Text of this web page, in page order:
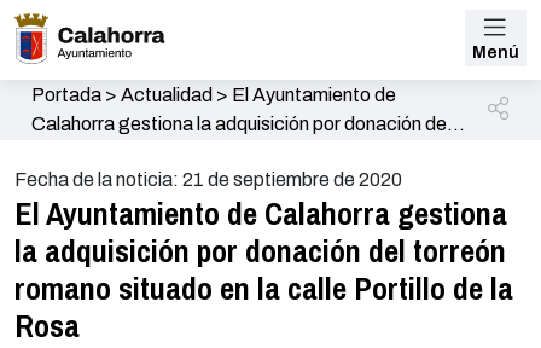
Menú
Portada> Actualidad > El Ayuntamiento de
Calahorra gestiona la adquisición por donación del
Rosa
Fecha de la noticia: 21 de septiembre de 2020
El Ayuntamiento de Calahorra gestiona
la adquisición por donación del torreón
romano situado en la calle Portillo de la
Rosa